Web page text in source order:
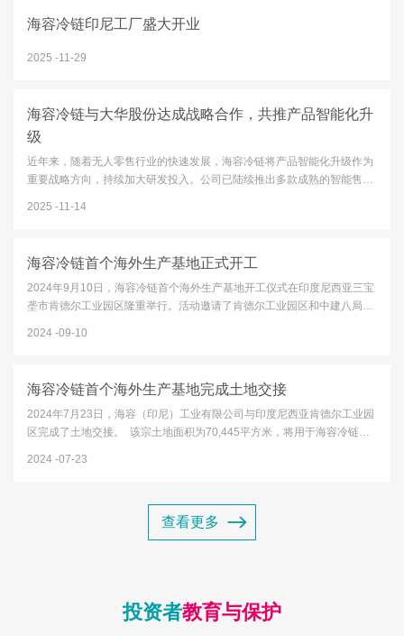
海容冷链印尼工厂盛大开业
2025 11-29
海容冷链与大华股份达成战略合作，共推产品智能化升
级
近年来，随着无人零售行业的快速发展，海容冷链将产品智能化升级作为
重要战略方向，持续加大研发投入。公司已陆续推出多款成熟的智能售货
2025 11-14
海容冷链首个海外生产基地正式开工
2024年9月10日，海容冷链首个海外生产基地开工仪式在印度尼西亚三宝
垄市肯德尔工业园区隆重举行。活动邀请了肯德尔工业园区和中建八局的
2024 09-10
海容冷链首个海外生产基地完成土地交接
2024年7月23日，海容（印尼）工业有限公司与印度尼西亚肯德尔工业园
区完成了土地交接。 该宗土地面积为70,445平方米，将用于海容冷链首
2024 07-23
查看更多
投资者教育与保护